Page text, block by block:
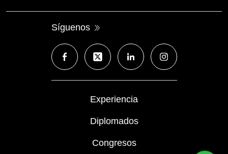
Síguenos
Experiencia
Diplomados
Congresos